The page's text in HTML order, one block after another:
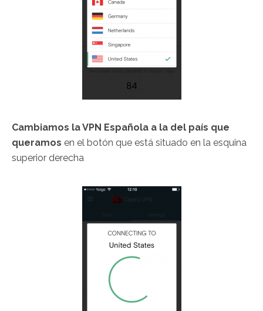
Cambiamos la VPN Española a la del país que
queramos en el botón que está situado en la esquina
superior derecha